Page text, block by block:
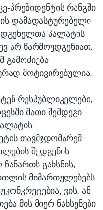
პრეზიდენტის რანგში
დამადასტურებელი
პალატის
არ წარმოუდგენიათ.
გამოძიება
მოტივირებულია.
რესპუბლიკელები,
მათი შემდეგი
თავმჯდომარემ
შედგენის
გახსნის,
მიმართულებებს
ვის, ან
მის მიერ ნახსენები